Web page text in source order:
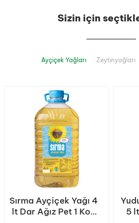
Sizin için
Ayçiçek Yağları Zeytinyağları
Sırma Ayçiçek Yağı 4
lt Dar Ağız Pet 1 Koli
5